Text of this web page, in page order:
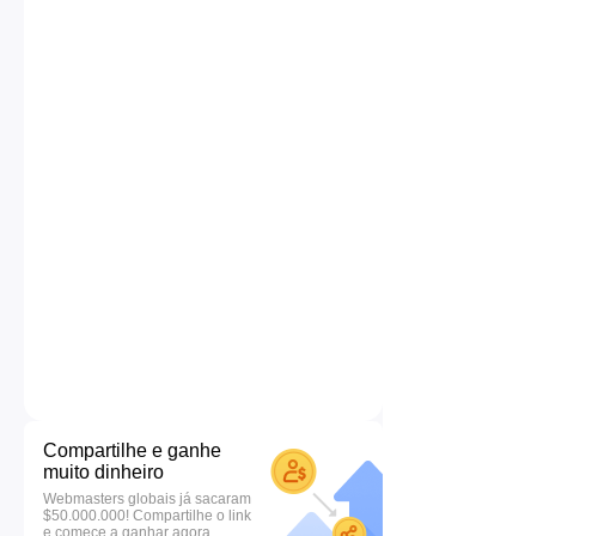
Compartilhe e ganhe
muito dinheiro
Webmasters globais já sacaram
$50.000.000! Compartilhe o link
e comece a ganhar agora.